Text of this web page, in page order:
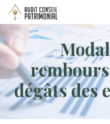
dégâts des